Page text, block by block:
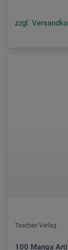
zzgl.
Taschen Verlag
100 Manga